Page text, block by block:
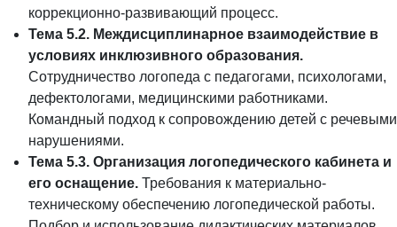
коррекционно-развивающий процесс.
Тема 5.2. Междисциплинарное взаимодействие в
условиях инклюзивного образования.
Сотрудничество логопеда с педагогами, психологами,
дефектологами, медицинскими работниками.
Командный подход к сопровождению детей с речевыми
нарушениями.
Тема 5.3. Организация логопедического кабинета и
его оснащение. Требования к материально-
техническому обеспечению логопедической работы.